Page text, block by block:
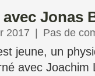
Jonas
2017 Pas de
jeune, un
avec Joachim